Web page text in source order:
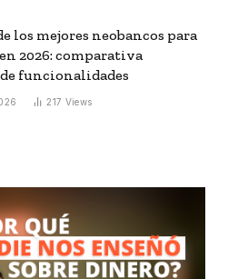
los mejores neobancos para
2026: comparativa
funcionalidades
217 Views